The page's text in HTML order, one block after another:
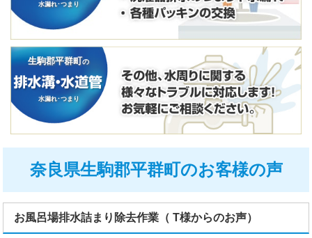
水漏れ･つまり
生駒郡平群町の
水漏れ･つまり
奈良県生駒郡平群町のお客様の声
お風呂場排水詰まり除去作業（ T様からのお声）